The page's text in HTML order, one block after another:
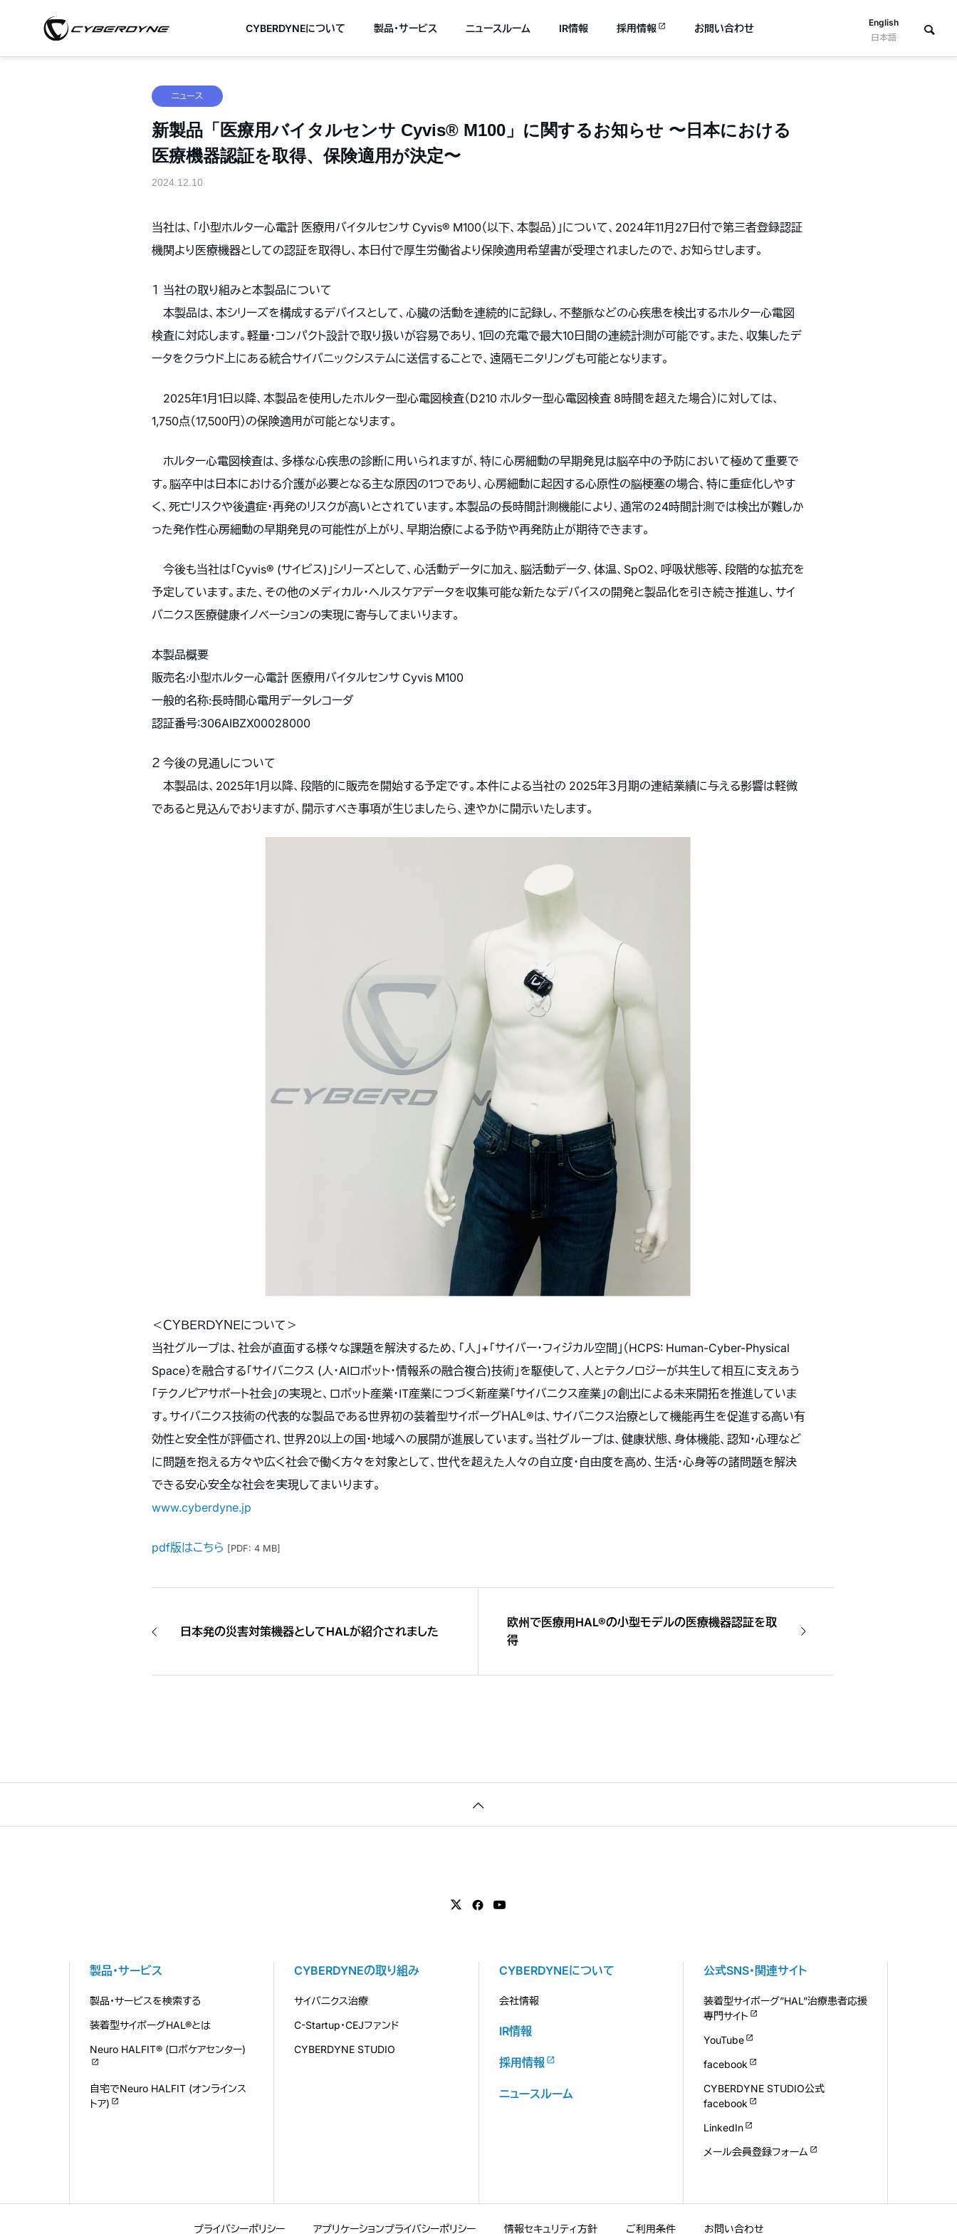
English
日本語
CYBERDYNEについて 製品・サービス ニュースルーム IR情報 採用情報 お問い合わせ
ニュース
新製品「医療用バイタルセンサ Cyvis® M100」に関するお知らせ 〜日本における
医療機器認証を取得、保険適用が決定〜
2024.12.10
当社は、「小型ホルター心電計 医療用バイタルセンサ Cyvis® M100（以下、本製品）」について、2024年11月27日付で第三者登録認証
機関より医療機器としての認証を取得し、本日付で厚生労働省より保険適用希望書が受理されましたので、お知らせします。
１ 当社の取り組みと本製品について
本製品は、本シリーズを構成するデバイスとして、心臓の活動を連続的に記録し、不整脈などの心疾患を検出するホルター心電図
検査に対応します。軽量・コンパクト設計で取り扱いが容易であり、1回の充電で最大10日間の連続計測が可能です。また、収集したデ
ータをクラウド上にある統合サイバニックシステムに送信することで、遠隔モニタリングも可能となります。
2025年1月1日以降、本製品を使用したホルター型心電図検査（D210 ホルター型心電図検査 8時間を超えた場合）に対しては、
1,750点（17,500円）の保険適用が可能となります。
ホルター心電図検査は、多様な心疾患の診断に用いられますが、特に心房細動の早期発見は脳卒中の予防において極めて重要で
す。脳卒中は日本における介護が必要となる主な原因の1つであり、心房細動に起因する心原性の脳梗塞の場合、特に重症化しやす
く、死亡リスクや後遺症・再発のリスクが高いとされています。本製品の長時間計測機能により、通常の24時間計測では検出が難しか
った発作性心房細動の早期発見の可能性が上がり、早期治療による予防や再発防止が期待できます。
今後も当社は「Cyvis® (サイビス)」シリーズとして、心活動データに加え、脳活動データ、体温、SpO2、呼吸状態等、段階的な拡充を
予定しています。また、その他のメディカル・ヘルスケアデータを収集可能な新たなデバイスの開発と製品化を引き続き推進し、サイ
バニクス医療健康イノベーションの実現に寄与してまいります。
本製品概要
販売名:小型ホルター心電計 医療用バイタルセンサ Cyvis M100
一般的名称:長時間心電用データレコーダ
認証番号:306AIBZX00028000
２ 今後の見通しについて
本製品は、2025年1月以降、段階的に販売を開始する予定です。本件による当社の 2025年３月期の連結業績に与える影響は軽微
であると見込んでおりますが、開示すべき事項が生じましたら、速やかに開示いたします。
＜ＣＹＢＥＲＤＹＮＥについて＞
当社グループは、社会が直面する様々な課題を解決するため、「人」+「サイバー・フィジカル空間」（HCPS: Human-Cyber-Physical
Space）を融合する「サイバニクス (人・AIロボット・情報系の融合複合)技術」を駆使して、人とテクノロジーが共生して相互に支えあう
「テクノピアサポート社会」の実現と、ロボット産業・IT産業につづく新産業「サイバニクス産業」の創出による未来開拓を推進していま
す。サイバニクス技術の代表的な製品である世界初の装着型サイボーグＨＡＬ®は、サイバニクス治療として機能再生を促進する高い有
効性と安全性が評価され、世界20以上の国・地域への展開が進展しています。当社グループは、健康状態、身体機能、認知・心理など
に問題を抱える方々や広く社会で働く方々を対象として、世代を超えた人々の自立度・自由度を高め、生活・心身等の諸問題を解決
できる安心安全な社会を実現してまいります。
www.cyberdyne.jp
pdf版はこちら [PDF: 4 MB]
日本発の災害対策機器としてHALが紹介されました
欧州で医療用HAL®の小型モデルの医療機器認証を取
得
製品・サービス
製品・サービスを検索する
装着型サイボーグHAL®とは
Neuro HALFIT® (ロボケアセンター)
自宅でNeuro HALFIT (オンラインス
トア)
CYBERDYNEの取り組み
サイバニクス治療
C-Startup・CEJファンド
CYBERDYNE STUDIO
CYBERDYNEについて
会社情報
IR情報
採用情報
ニュースルーム
公式SNS・関連サイト
装着型サイボーグ”HAL”治療患者応援
専門サイト
YouTube
facebook
CYBERDYNE STUDIO公式
facebook
LinkedIn
メール会員登録フォーム
プライバシーポリシー アプリケーションプライバシーポリシー 情報セキュリティ方針 ご利用条件 お問い合わせ